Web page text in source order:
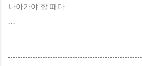
나아가야 할 때다.
```